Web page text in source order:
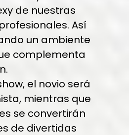
de nuestras
Así
un ambiente
complementa
el novio será
mientras que
se convertirán
de divertidas